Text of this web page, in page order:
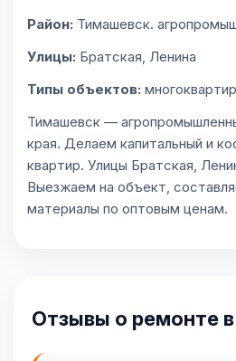
Район: Тимашевск.
Улицы: Братская, Ленина
Типы объектов:
Тимашевск —
края. Делаем капитальный и
квартир. Улицы Братская,
Выезжаем на объект,
материалы по оптовым ценам.
Отзывы о ремонте